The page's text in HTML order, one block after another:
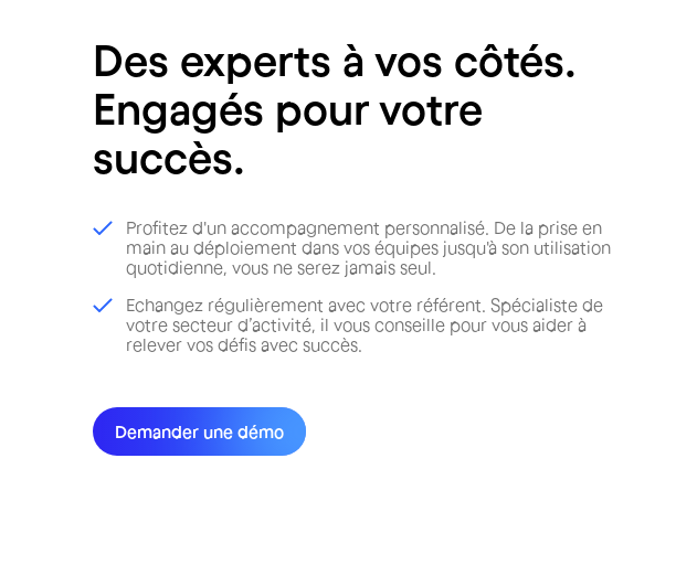
Des experts à vos côtés.
Engagés pour votre
succès.
Profitez d'un accompagnement personnalisé. De la prise en
main au déploiement dans vos équipes jusqu'à son utilisation
quotidienne, vous ne serez jamais seul.
Echangez régulièrement avec votre référent. Spécialiste de
votre secteur d’activité, il vous conseille pour vous aider à
relever vos défis avec succès.
Demander une démo